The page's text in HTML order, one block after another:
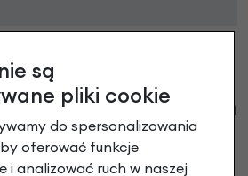
pytania o ten
produkt
pytań do tego produktu? A Ty o
są
pliki cookie
do spersonalizowania
oferować funkcje
i analizować ruch w naszej